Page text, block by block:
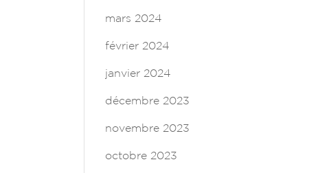
mars 2024
février 2024
janvier 2024
décembre 2023
novembre 2023
octobre 2023